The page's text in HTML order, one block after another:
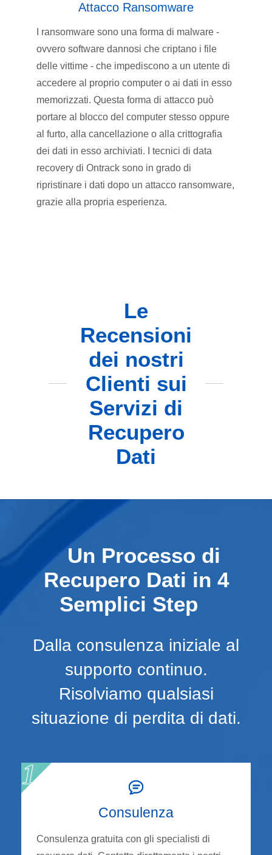
Attacco Ransomware
I ransomware sono una forma di malware -
ovvero software dannosi che criptano i file
delle vittime - che impediscono a un utente di
accedere al proprio computer o ai dati in esso
memorizzati. Questa forma di attacco può
portare al blocco del computer stesso oppure
al furto, alla cancellazione o alla crittografia
dei dati in esso archiviati. I tecnici di data
recovery di Ontrack sono in grado di
ripristinare i dati dopo un attacco ransomware,
grazie alla propria esperienza.
Le
Recensioni
dei nostri
Clienti sui
Servizi di
Recupero
Dati
Un Processo di
Recupero Dati in 4
Semplici Step
Dalla consulenza iniziale al
supporto continuo.
Risolviamo qualsiasi
situazione di perdita di dati.
Consulenza
Consulenza gratuita con gli specialisti di